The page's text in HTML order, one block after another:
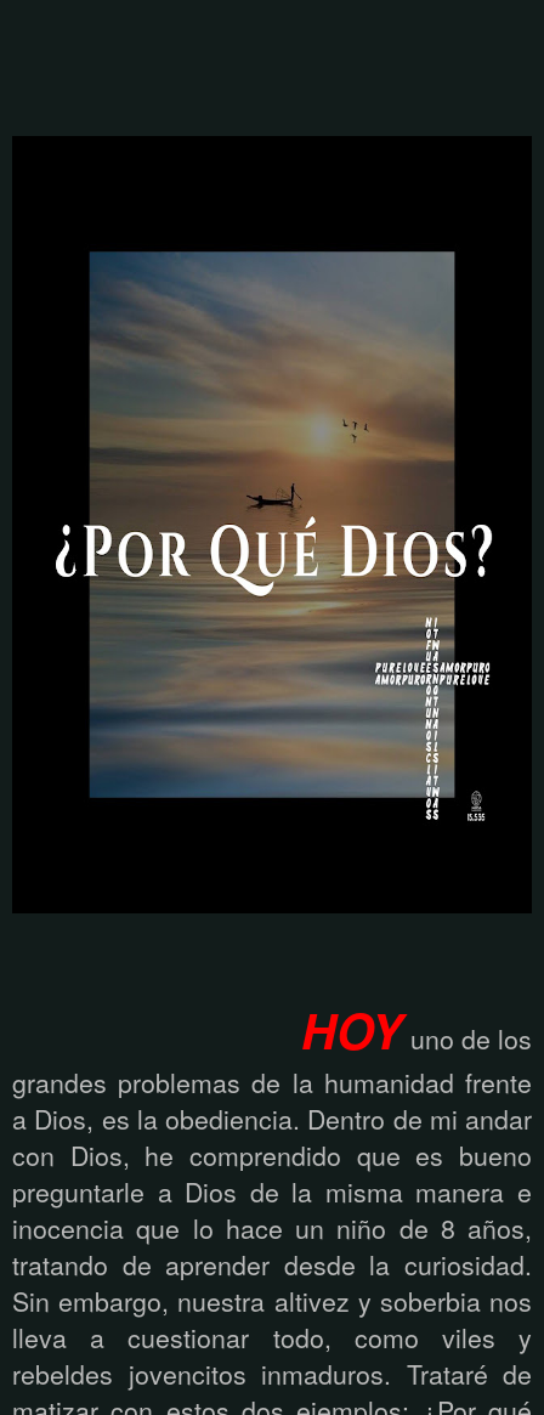
HOY uno de los
grandes problemas de la humanidad frente
a Dios, es la obediencia. Dentro de mi andar
con Dios, he comprendido que es bueno
preguntarle a Dios de la misma manera e
inocencia que lo hace un niño de 8 años,
tratando de aprender desde la curiosidad.
Sin embargo, nuestra altivez y soberbia nos
lleva a cuestionar todo, como viles y
rebeldes jovencitos inmaduros. Trataré de